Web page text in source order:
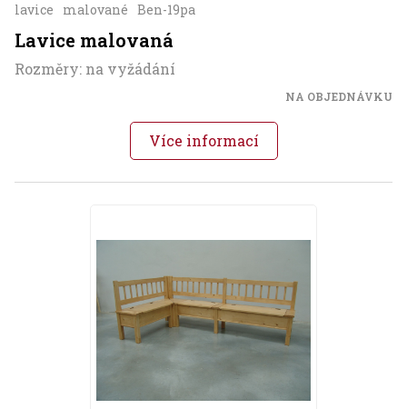
lavice malované Ben-19pa
Lavice malovaná
Rozměry: na vyžádání
NA OBJEDNÁVKU
Více informací